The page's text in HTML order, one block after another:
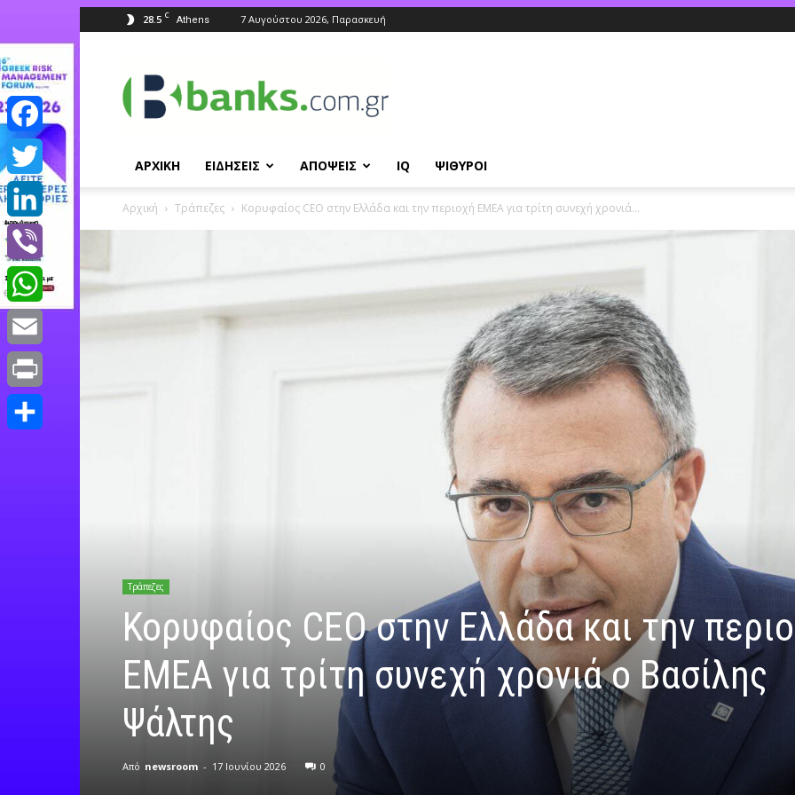
28.5 C Athens 7 Αυγούστου 2026, Παρασκευή
ΑΡΧΙΚΗ ΕΙΔΗΣΕΙΣ ΑΠΟΨΕΙΣ IQ ΨΙΘΥΡΟΙ
Αρχική Τράπεζες Κορυφαίος CEO στην Ελλάδα και την περιοχή EMEA για τρίτη συνεχή χρονιά...
Τράπεζες
Κορυφαίος CEO στην Ελλάδα και την
EMEA για τρίτη συνεχή χρονιά ο Βασίλης
Ψάλτης
Από newsroom - 17 Ιουνίου 2026 0
Facebook
Twitter
LinkedIn
Viber
WhatsApp
Email
Print